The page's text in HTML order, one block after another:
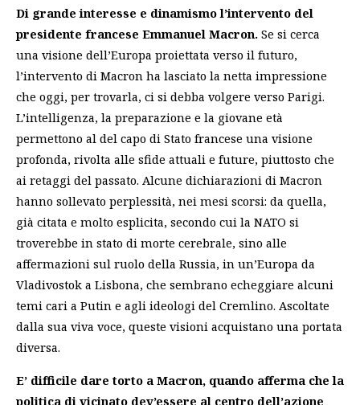
Di grande interesse e dinamismo l’intervento del
presidente francese Emmanuel Macron. Se si cerca
una visione dell’Europa proiettata verso il futuro,
l’intervento di Macron ha lasciato la netta impressione
che oggi, per trovarla, ci si debba volgere verso Parigi.
L’intelligenza, la preparazione e la giovane età
permettono al del capo di Stato francese una visione
profonda, rivolta alle sfide attuali e future, piuttosto che
ai retaggi del passato. Alcune dichiarazioni di Macron
hanno sollevato perplessità, nei mesi scorsi: da quella,
già citata e molto esplicita, secondo cui la NATO si
troverebbe in stato di morte cerebrale, sino alle
affermazioni sul ruolo della Russia, in un’Europa da
Vladivostok a Lisbona, che sembrano echeggiare alcuni
temi cari a Putin e agli ideologi del Cremlino. Ascoltate
dalla sua viva voce, queste visioni acquistano una portata
diversa.
E’ difficile dare torto a Macron, quando afferma che la
politica di vicinato dev’essere al centro dell’azione